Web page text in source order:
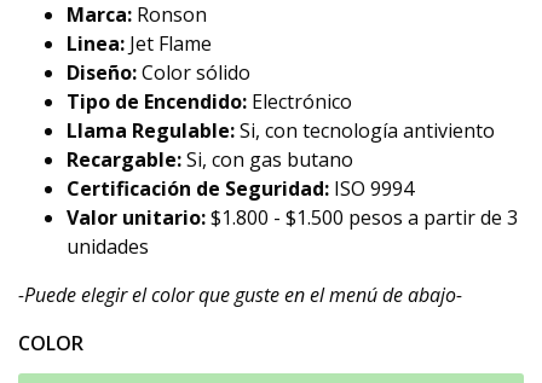
Marca: Ronson
Linea: Jet Flame
Diseño:Color sólido
Tipo de Encendido: Electrónico
Llama Regulable:Si, con tecnología antiviento
Recargable:Si, con gas butano
Certificación de Seguridad: ISO 9994
Valor unitario:$1.800 - $1.500 pesos a partir de 3
unidades
-Puede elegir el color que guste en el menú de abajo-
COLOR